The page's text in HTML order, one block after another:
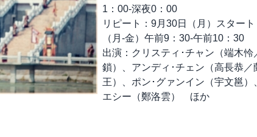
1：00-深夜0：00
リピート：9月30日（月）スタート
（月-金）午前9：30-午前10：30
出演：クリスティ･チャン（端木怜
鎖）、アンディ･チェン（高長恭／
王）、ポン･グァンイン（宇文邕）
エシー（鄭洛雲） ほか